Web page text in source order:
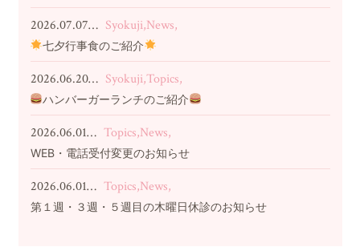
2026.07.07… Syokuji,News,
七夕行事食のご紹介
2026.06.20… Syokuji,Topics,
ハンバーガーランチのご紹介
2026.06.01… Topics,News,
WEB・電話受付変更のお知らせ
2026.06.01… Topics,News,
第１週・３週・５週目の木曜日休診のお知らせ